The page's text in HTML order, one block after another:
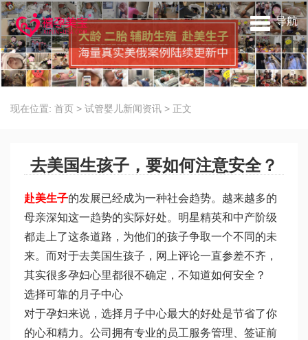
导航
现在位置: 首页 > 试管婴儿新闻资讯 > 正文
去美国生孩子，要如何注意安全？
赴美生子的发展已经成为一种社会趋势。越来越多的
母亲深知这一趋势的实际好处。明星精英和中产阶级
都走上了这条道路，为他们的孩子争取一个不同的未
来。而对于去美国生孩子，网上评论一直参差不齐，
其实很多孕妇心里都很不确定，不知道如何安全？
选择可靠的月子中心
对于孕妇来说，选择月子中心最大的好处是节省了你
的心和精力。公司拥有专业的员工服务管理、签证前